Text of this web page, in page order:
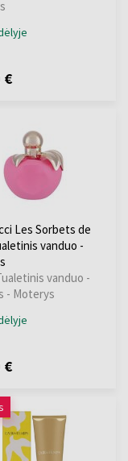
€
Les Sorbets de
vanduo -
vanduo -
- Moterys
€